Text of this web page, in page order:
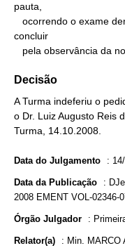
pauta,
concluir
pela observância da
Decisão
A Turma indeferiu o
o Dr. Luiz Augusto Reis
Turma, 14.10.2008.
Data do Julgamento :
Data da Publicação :
2008 EMENT VOL-02346-
Órgão Julgador :
Relator(a) : Min. MARCO